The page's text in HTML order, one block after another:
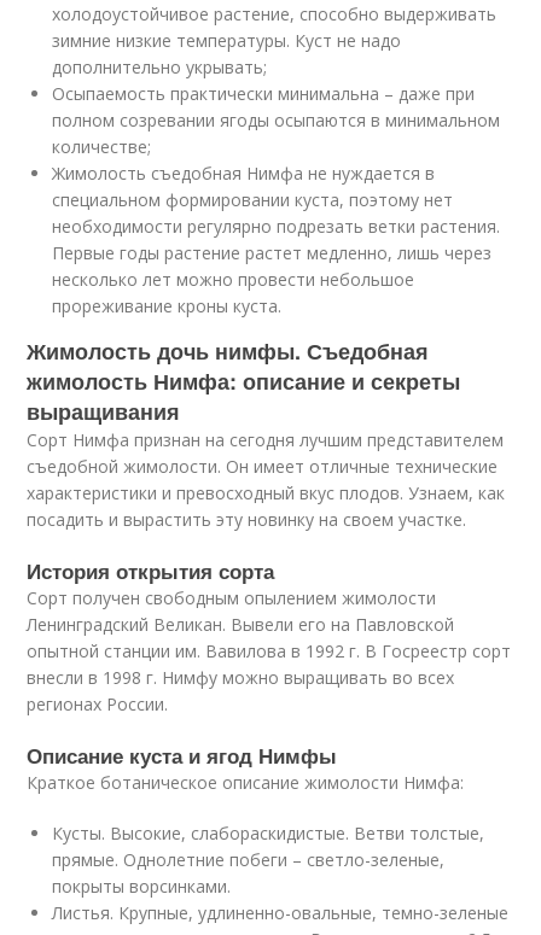
холодоустойчивое растение, способно выдерживать
зимние низкие температуры. Куст не надо
дополнительно укрывать;
Осыпаемость практически минимальна – даже при
полном созревании ягоды осыпаются в минимальном
количестве;
Жимолость съедобная Нимфа не нуждается в
специальном формировании куста, поэтому нет
необходимости регулярно подрезать ветки растения.
Первые годы растение растет медленно, лишь через
несколько лет можно провести небольшое
прореживание кроны куста.
Жимолость дочь нимфы. Съедобная
жимолость Нимфа: описание и секреты
выращивания
Сорт Нимфа признан на сегодня лучшим представителем
съедобной жимолости. Он имеет отличные технические
характеристики и превосходный вкус плодов. Узнаем, как
посадить и вырастить эту новинку на своем участке.
История открытия сорта
Сорт получен свободным опылением жимолости
Ленинградский Великан. Вывели его на Павловской
опытной станции им. Вавилова в 1992 г. В Госреестр сорт
внесли в 1998 г. Нимфу можно выращивать во всех
регионах России.
Описание куста и ягод Нимфы
Краткое ботаническое описание жимолости Нимфа:
Кусты. Высокие, слабораскидистые. Ветви толстые,
прямые. Однолетние побеги – светло-зеленые,
покрыты ворсинками.
Листья. Крупные, удлиненно-овальные, темно-зеленые